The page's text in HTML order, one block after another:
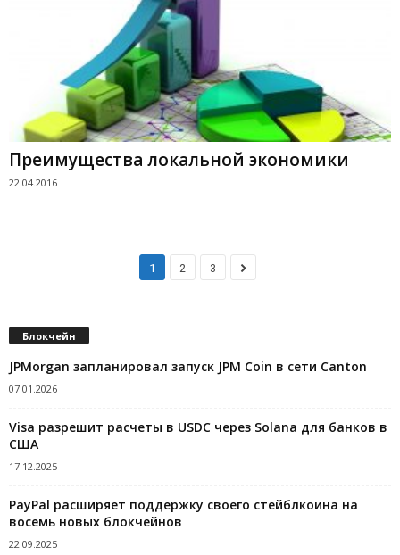
Преимущества локальной экономики
22.04.2016
1 2 3
Блокчейн
JPMorgan запланировал запуск JPM Coin в сети Canton
07.01.2026
Visa разрешит расчеты в USDC через Solana для банков в
США
17.12.2025
PayPal расширяет поддержку своего стейблкоина на
восемь новых блокчейнов
22.09.2025